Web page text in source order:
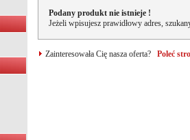
Podany produkt nie istnieje !
Jeżeli wpisujesz prawidłowy adres,
Zainteresowała Cię nasza oferta? Poleć